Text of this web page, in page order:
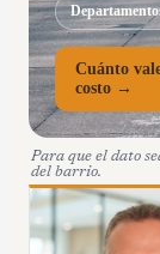
Cuánto
costo →
Para que el dato
del barrio.